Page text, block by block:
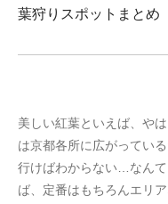
葉狩りスポットまとめ
美しい紅葉といえば、や
は京都各所に広がってい
行けばわからない…なん
ば、定番はもちろんエリ